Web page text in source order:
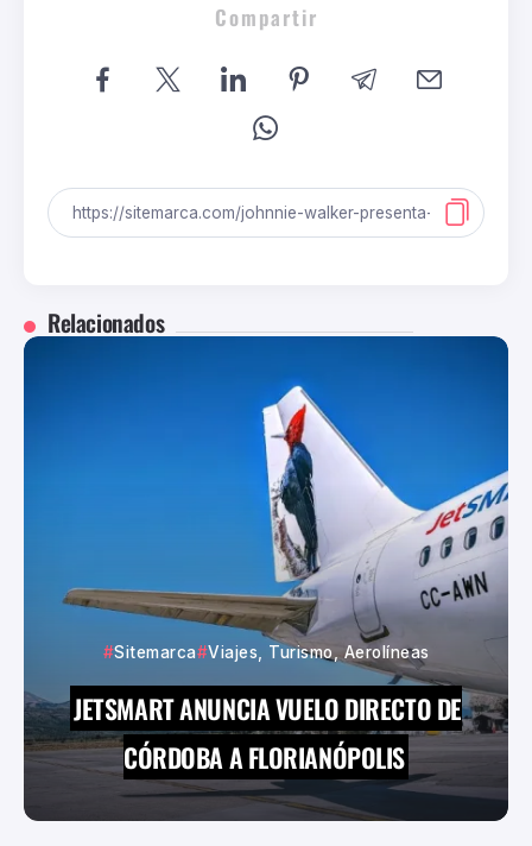
Compartir
Relacionados
Sitemarca Viajes, Turismo, Aerolíneas
JETSMART ANUNCIA VUELO DIRECTO DE
CÓRDOBA A FLORIANÓPOLIS